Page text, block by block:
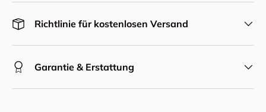
Richtlinie für kostenlosen Versand
Garantie & Erstattung